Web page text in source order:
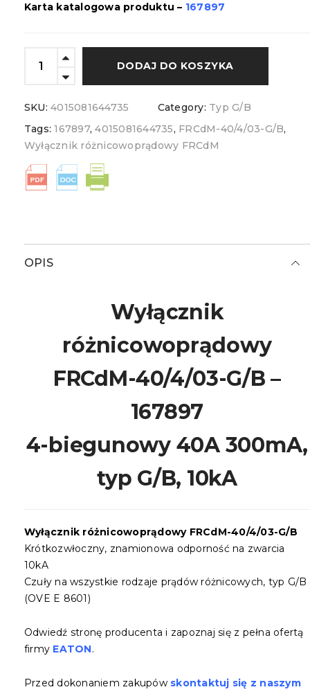
Karta katalogowa produktu – 167897
DODAJ DO KOSZYKA
SKU:4015081644735 Category: Typ G/B
Tags:167897,4015081644735, FRCdM-40/4/03-G/B,
Wyłącznik różnicowoprądowy FRCdM
OPIS
Wyłącznik
różnicowoprądowy
FRCdM-40/4/03-G/B –
167897
4-biegunowy 40A 300mA,
typ G/B, 10kA
Wyłącznik różnicowoprądowy FRCdM-40/4/03-G/B
Krótkozwłoczny, znamionowa odporność na zwarcia
10kA
Czuły na wszystkie rodzaje prądów różnicowych, typ G/B
(OVE E 8601)
Odwiedź stronę producenta i zapoznaj się z pełna ofertą
firmy EATON.
Przed dokonaniem zakupów skontaktuj się z naszym